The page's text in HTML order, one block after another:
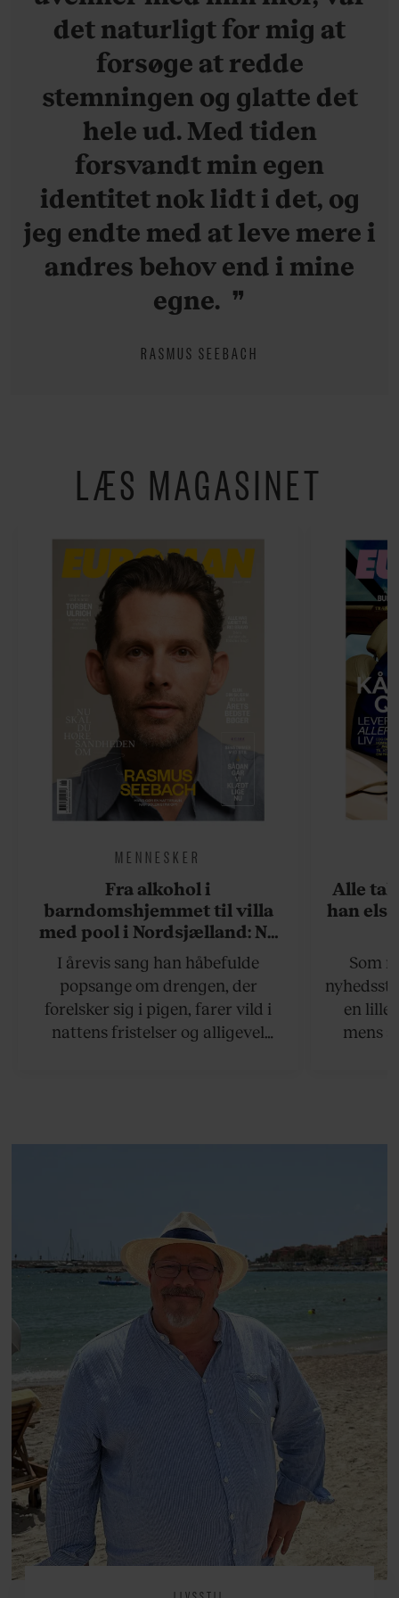
det naturligt for mig at
forsøge at redde
stemningen og glatte det
hele ud. Med tiden
forsvandt min egen
identitet nok lidt i det, og
jeg endte med at leve mere i
andres behov end i mine
egne.
RASMUS SEEBACH
LÆS MAGASINET
MENNESKER
Fra alkohol i
barndomshjemmet til villa
med pool i Nordsjælland: Nu
skal du høre sandheden om
Rasmus Seebach
I årevis sang han håbefulde
popsange om drengen, der
forelsker sig i pigen, farer vild i
nattens fristelser og alligevel
arv, angst, familieliv, frygten for
at miste stemmen og den
livsglæde, han nægter at give slip
på.
Alle
han
Som
en lille
mens